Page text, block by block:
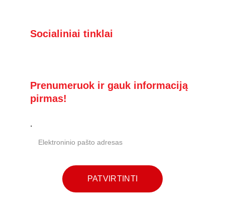
Socialiniai tinklai
.
PATVIRTINTI
Prenumeruok ir gauk informaciją
pirmas!